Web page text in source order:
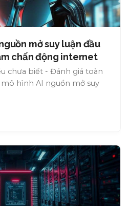
mở suy luận đầu
chấn động internet
chưa biết - Đánh giá toàn
mô hình AI nguồn mở suy